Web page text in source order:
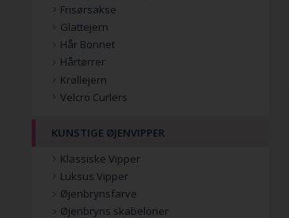
Frisørsakse
Glattejern
Hår Bonnet
Hårtørrer
Krøllejern
Velcro Curlers
KUNSTIGE ØJENVIPPER
Klassiske Vipper
Luksus Vipper
Øjenbrynsfarve
Øjenbryns skabeloner